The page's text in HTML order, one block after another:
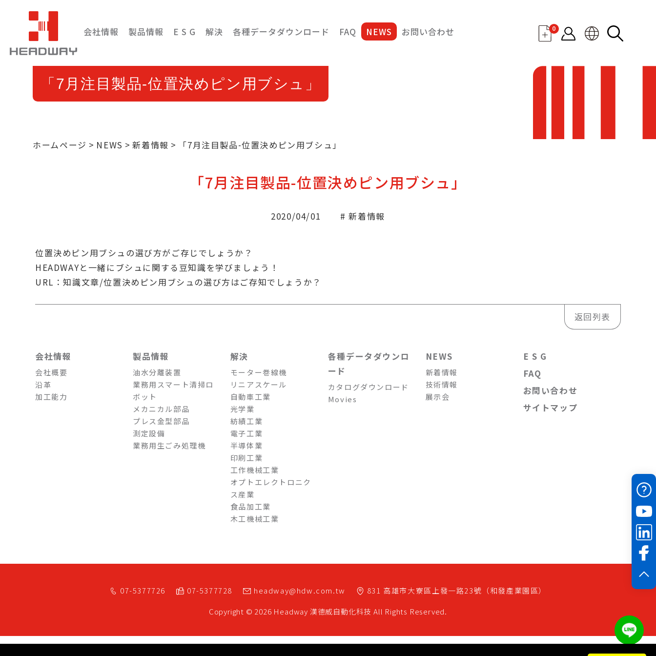
0
会社情報 製品情報 E S G 解決 各種データダウンロード FAQ NEWS お問い合わせ
「7月注目製品-位置決めピン用ブシュ」
ホームページ NEWS 新着情報 「7月注目製品-位置決めピン用ブシュ」
「7月注目製品-位置決めピン用ブシュ」
2020/04/01 # 新着情報
位置決めピン用ブシュの選び方がご存じでしょうか？
HEADWAYと一緒にブシュに関する豆知識を学びましょう！
URL：知識文章/位置決めピン用ブシュの選び方はご存知でしょうか？
返回列表
会社情報
会社概要
沿革
加工能力
製品情報
油水分離装置
業務用スマート清掃ロ
ボット
メカニカル部品
プレス金型部品
測定設備
業務用生ごみ処理機
解決
モーター巻線機
リニアスケール
自動車工業
光学業
紡績工業
電子工業
半導体業
印刷工業
工作機械工業
オプトエレクトロニク
ス産業
食品加工業
木工機械工業
各種データダウンロ
ード
カタログダウンロード
Movies
NEWS
新着情報
技術情報
展示会
E S G
FAQ
お問い合わせ
サイトマップ
07-5377726 07-5377728 headway@hdw.com.tw 831 高雄市大寮區 上發一路23號（和發產業園區）
Copyright © 2026 Headway 漢德威自動化科技 All Rights Reserved.